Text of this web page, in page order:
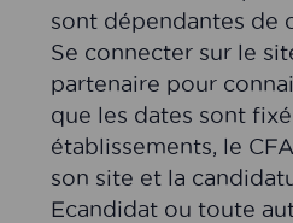
sont dépendantes de
Se connecter sur le
partenaire pour
que les dates sont
établissements, le
son site et la
Ecandidat ou toute